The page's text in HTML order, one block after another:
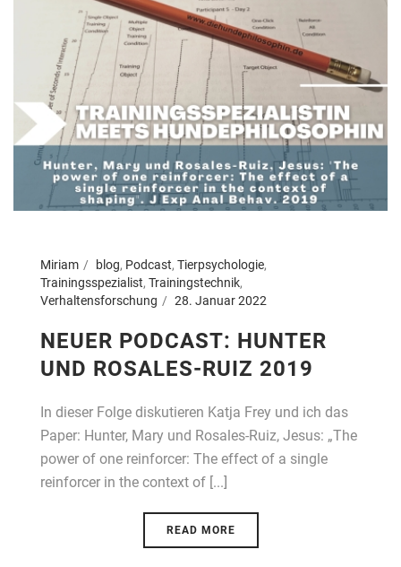
Miriam blog, Podcast, Tierpsychologie,
Trainingsspezialist, Trainingstechnik,
Verhaltensforschung
28. Januar 2022
NEUER PODCAST: HUNTER
UND ROSALES-RUIZ 2019
In dieser Folge diskutieren Katja Frey und ich das
Paper: Hunter, Mary und Rosales-Ruiz, Jesus: „The
power of one reinforcer: The effect of a single
reinforcer in the context of [...]
READ MORE